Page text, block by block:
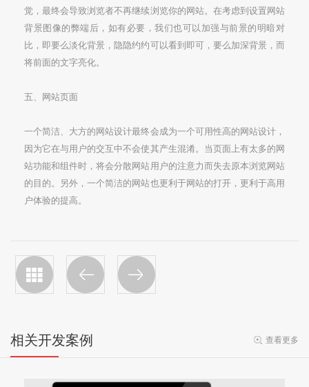
觉，最终会导致浏览者不再继续浏览你的网站。在考虑到设置网站
背景图像的弊端后，如有必要，我们也可以加强与前景的明暗对
比，即要么淡化背景，隐隐约约可以看到即可，要么加深背景，而
将前面的文字亮化。
五、网站页面
一个简洁、大方的网站设计最终会成为一个可用性高的网站设计，
因为它在与用户的交互中不会使其产生混淆。当页面上有太多的网
站功能和组件时，将会分散网站用户的注意力而失去原本浏览网站
的目的。另外，一个简洁的网站也更利于网站的打开，更利于高用
户体验的提高。
相关开发案例 查看更多